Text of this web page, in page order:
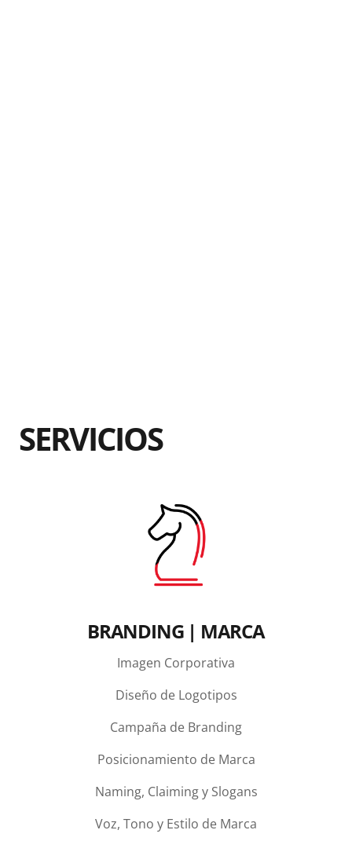
SERVICIOS
BRANDING | MARCA
Imagen Corporativa
Diseño de Logotipos
Campaña de Branding
Posicionamiento de Marca
Naming, Claiming y Slogans
Voz, Tono y Estilo de Marca